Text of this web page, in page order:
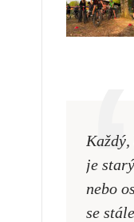
je
nebo
se